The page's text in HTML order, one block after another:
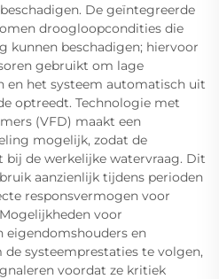
De geïntegreerde
droogloopcondities die
kunnen beschadigen; hiervoor
gebruikt om lage
en het systeem automatisch uit
optreedt. Technologie met
(VFD) maakt een
mogelijk, zodat de
de werkelijke watervraag. Dit
aanzienlijk tijdens perioden
responsvermogen voor
voor
en
systeemprestaties te volgen,
voordat ze kritiek